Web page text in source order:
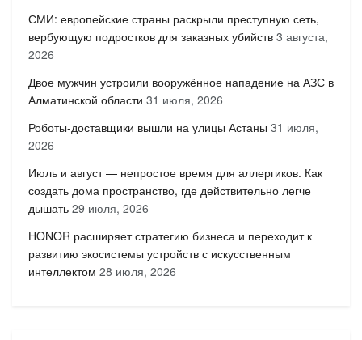
СМИ: европейские страны раскрыли преступную сеть,
вербующую подростков для заказных убийств 3 августа,
2026
Двое мужчин устроили вооружённое нападение на АЗС в
Алматинской области 31 июля, 2026
Роботы-доставщики вышли на улицы Астаны 31 июля,
2026
Июль и август — непростое время для аллергиков. Как
создать дома пространство, где действительно легче
дышать 29 июля, 2026
HONOR расширяет стратегию бизнеса и переходит к
развитию экосистемы устройств с искусственным
интеллектом 28 июля, 2026